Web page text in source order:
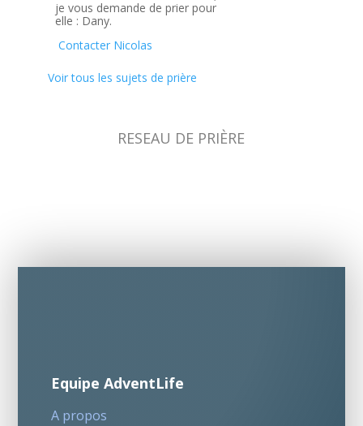
je vous demande de prier pour
elle : Dany.
Contacter Nicolas
Voir tous les sujets de prière
RESEAU DE PRIÈRE
Equipe AdventLife
A propos